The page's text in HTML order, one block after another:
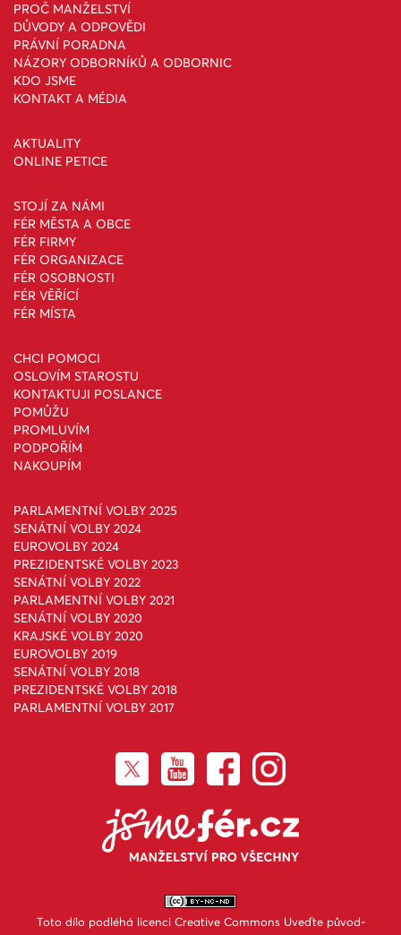
PROČ MANŽELSTVÍ
DŮVODY A ODPOVĚDI
PRÁVNÍ PORADNA
NÁZORY ODBORNÍKŮ A ODBORNIC
KDO JSME
KONTAKT A MÉDIA
AKTUALITY
ONLINE PETICE
STOJÍ ZA NÁMI
FÉR MĚSTA A OBCE
FÉR FIRMY
FÉR ORGANIZACE
FÉR OSOBNOSTI
FÉR VĚŘÍCÍ
FÉR MÍSTA
CHCI POMOCI
OSLOVÍM STAROSTU
KONTAKTUJI POSLANCE
POMŮŽU
PROMLUVÍM
PODPOŘÍM
NAKOUPÍM
PARLAMENTNÍ VOLBY 2025
SENÁTNÍ VOLBY 2024
EUROVOLBY 2024
PREZIDENTSKÉ VOLBY 2023
SENÁTNÍ VOLBY 2022
PARLAMENTNÍ VOLBY 2021
SENÁTNÍ VOLBY 2020
KRAJSKÉ VOLBY 2020
EUROVOLBY 2019
SENÁTNÍ VOLBY 2018
PREZIDENTSKÉ VOLBY 2018
PARLAMENTNÍ VOLBY 2017
Toto dílo podléhá licenci Creative Commons Uveďte původ-